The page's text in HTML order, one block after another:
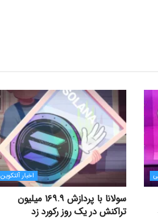
اخبار آلتکوین
سولانا با پردازش ۱۶۹.۹ میلیون
تراکنش در یک روز رکورد زد